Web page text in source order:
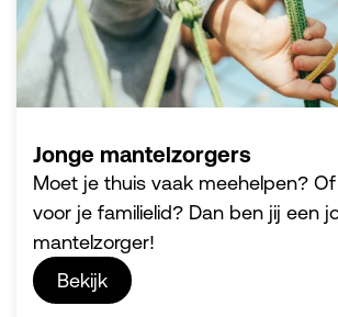
Jonge mantelzorgers
Moet je thuis vaak meehelpen?
voor je familielid? Dan ben jij een
mantelzorger!
Bekijk